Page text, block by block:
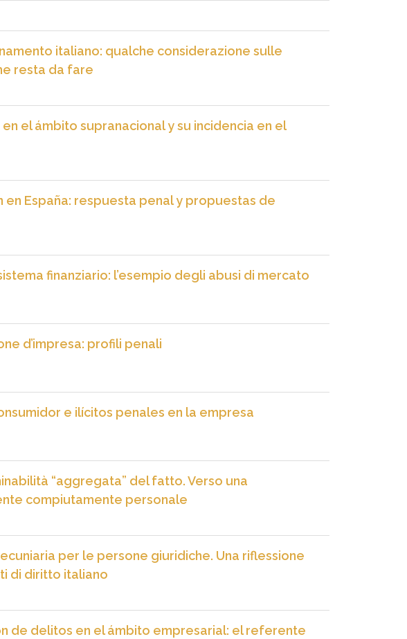
italiano: qualche considerazione sulle
resta da fare
el ámbito supranacional y su incidencia en el
España: respuesta penal y propuestas de
finanziario: l’esempio degli abusi di mercato
d’impresa: profili penali
e ilícitos penales en la empresa
“aggregata” del fatto. Verso una
compiutamente personale
per le persone giuridiche. Una riflessione
di diritto italiano
de delitos en el ámbito empresarial: el referente